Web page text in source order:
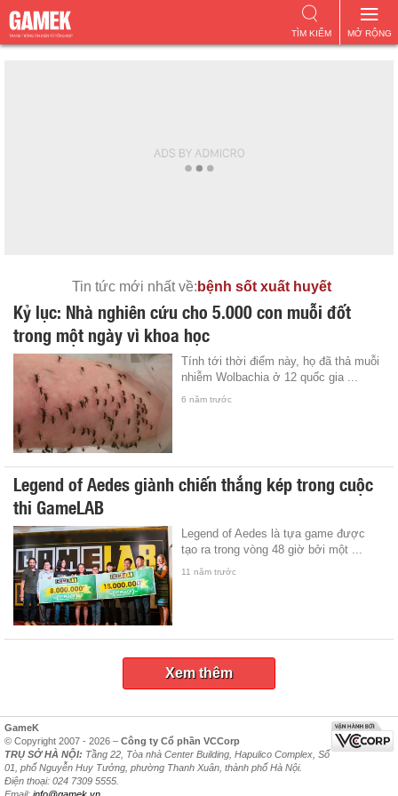
MỞ RỘNG
TÌM KIẾM
Tin tức mới nhất về: bệnh sốt xuất huyết
Kỷ lục: Nhà nghiên cứu cho 5.000 con muỗi đốt
trong một ngày vì khoa học
Tính tới thời điểm này, họ đã thả muỗi
nhiễm Wolbachia ở 12 quốc gia ...
6 năm trước
Legend of Aedes giành chiến thắng kép trong cuộc
thi GameLAB
Legend of Aedes là tựa game được
tạo ra trong vòng 48 giờ bởi một ...
11 năm trước
Xem thêm
GameK
© Copyright 2007 - 2026 – Công ty Cổ phần VCCorp
TRỤ SỞ HÀ NỘI: Tầng 22, Tòa nhà Center Building, Hapulico Complex, Số
01, phố Nguyễn Huy Tưởng, phường Thanh Xuân, thành phố Hà Nội.
Điện thoại: 024 7309 5555.